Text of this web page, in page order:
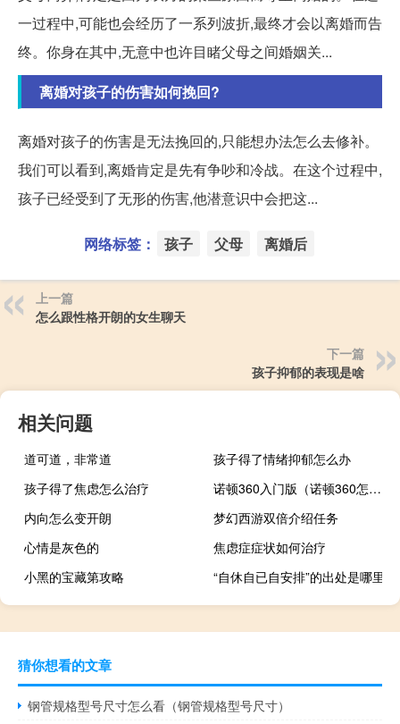
一过程中,可能也会经历了一系列波折,最终才会以离婚而告
终。你身在其中,无意中也许目睹父母之间婚姻关...
离婚对孩子的伤害如何挽回?
离婚对孩子的伤害是无法挽回的,只能想办法怎么去修补。
我们可以看到,离婚肯定是先有争吵和冷战。在这个过程中,
孩子已经受到了无形的伤害,他潜意识中会把这...
网络标签： 孩子 父母 离婚后
上一篇
怎么跟性格开朗的女生聊天
下一篇
孩子抑郁的表现是啥
相关问题
道可道，非常道
孩子得了情绪抑郁怎么办
孩子得了焦虑怎么治疗
诺顿360入门版（诺顿360怎么样）
内向怎么变开朗
梦幻西游双倍介绍任务
心情是灰色的
焦虑症症状如何治疗
小黑的宝藏第攻略
“自休自已自安排”的出处是哪里
猜你想看的文章
钢管规格型号尺寸怎么看（钢管规格型号尺寸）